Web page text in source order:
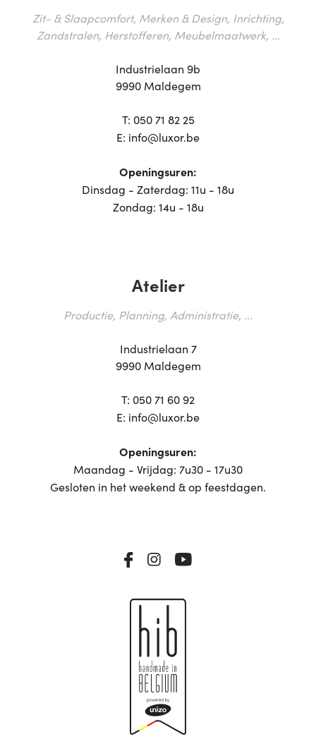
Zit- & Slaapcomfort, Merken & Design, Inrichting,
Zandstralen, Herstofferen, Meubelmaatwerk, ...
Industrielaan 9b
9990 Maldegem
T: 050 71 82 25
E: info@luxor.be
Openingsuren:
Dinsdag - Zaterdag: 11u - 18u
Zondag: 14u - 18u
Atelier
Productie, Planning, Administratie, ...
Industrielaan 7
9990 Maldegem
T: 050 71 60 92
E: info@luxor.be
Openingsuren:
Maandag - Vrijdag: 7u30 - 17u30
Gesloten in het weekend & op feestdagen.